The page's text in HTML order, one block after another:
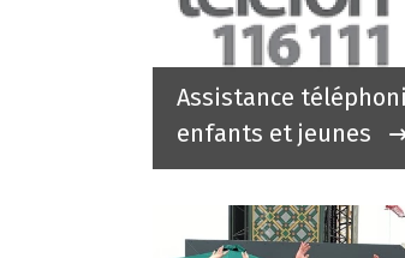
Assistance
enfants et jeunes